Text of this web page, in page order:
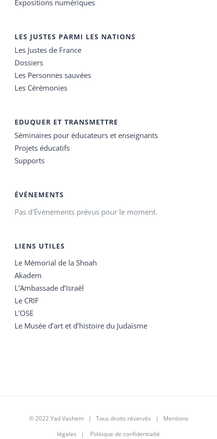
Expositions numériques
LES JUSTES PARMI LES NATIONS
Les Justes de France
Dossiers
Les Personnes sauvées
Les Cérémonies
EDUQUER ET TRANSMETTRE
Séminaires pour éducateurs et enseignants
Projets éducatifs
Supports
ÉVÉNEMENTS
Pas d'Évènements prévus pour le moment.
LIENS UTILES
Le Mémorial de la Shoah
Akadem
L’Ambassade d’Israël
Le CRIF
L’OSE
Le Musée d’art et d’histoire du Judaïsme
© 2022 Yad Vashem | Tous droits réservés | Mentions
légales | Politique de confidentialté